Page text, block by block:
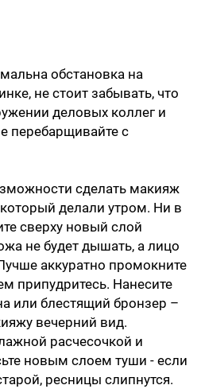
обстановка на
не стоит забывать, что
деловых коллег и
перебарщивайте с
сделать макияж
делали утром. Ни в
сверху новый слой
не будет дышать, а лицо
аккуратно промокните
припудритесь. Нанесите
или блестящий бронзер –
вечерний вид.
расчесочкой и
новым слоем туши - если
ресницы слипнутся.